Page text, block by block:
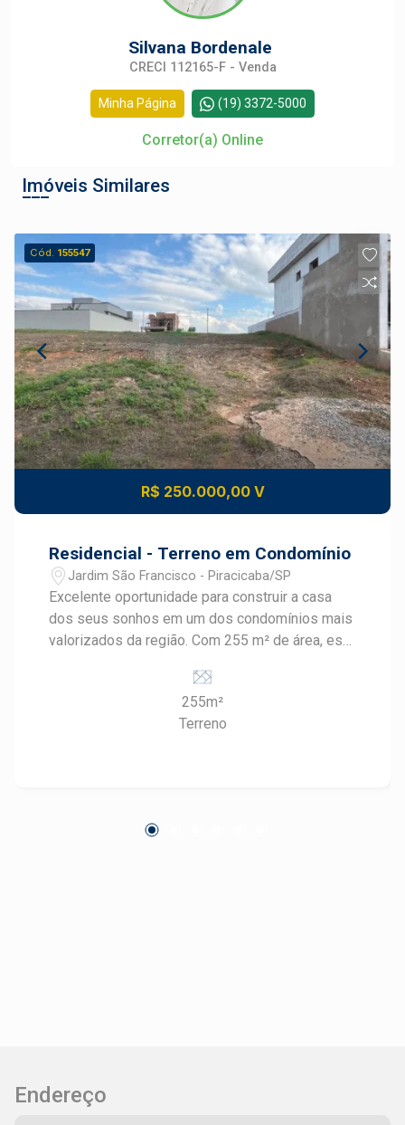
Silvana Bordenale
CRECI 112165-F - Venda
Minha Página (19) 3372-5000
Corretor(a) Online
Imóveis Similares
Cód. 155547
R$ 250.000,00 V
Residencial - Terreno em Condomínio
Jardim São Francisco - Piracicaba/SP
Excelente oportunidade para construir a casa
dos seus sonhos em um dos condomínios mais
valorizados da região. Com 255 m² de área, este
sua agradável vista para a cidade,
proporcionando um projeto residencial com
conforto, beleza e excelente aproveitamento do
Destaques do imóvel: 255 m² de área total;
255m²
Terreno
Endereço